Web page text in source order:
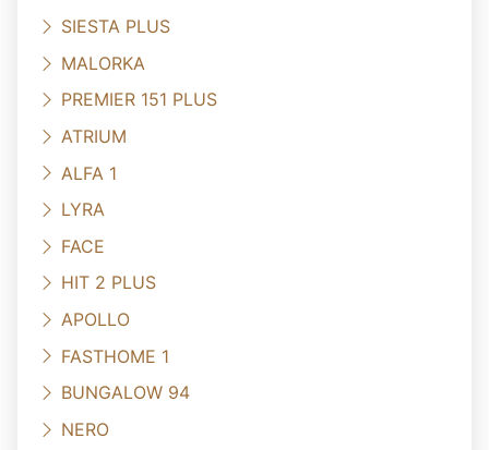
SIESTA PLUS
MALORKA
PREMIER 151 PLUS
ATRIUM
ALFA 1
LYRA
FACE
HIT 2 PLUS
APOLLO
FASTHOME 1
BUNGALOW 94
NERO